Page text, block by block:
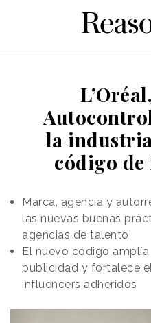
la
código
Marca, agencia y
las nuevas buenas
agencias de talento
El nuevo código
publicidad y fortalece
influencers adheridos